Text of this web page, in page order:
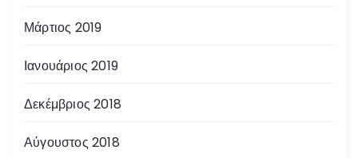
Μάρτιος 2019
Ιανουάριος 2019
Δεκέμβριος 2018
Αύγουστος 2018